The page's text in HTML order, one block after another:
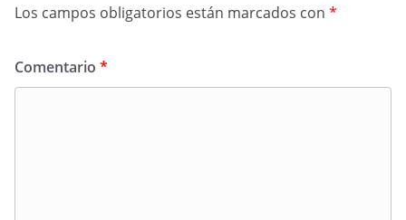
Los campos obligatorios están marcados con *
Comentario *